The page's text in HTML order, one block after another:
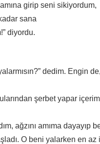
girip seni sikiyordum,
sana
diyordu.
dedim. Engin de,
şerbet yapar
ağzını amıma dayayıp
O beni yalarken en az